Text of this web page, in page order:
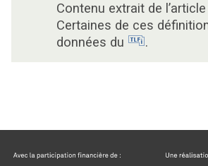
Contenu extrait de l’article
Certaines de ces
données du
.